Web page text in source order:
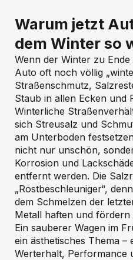
Warum jetzt
dem Winter so
Wenn der Winter zu
Auto oft noch völlig
Straßenschmutz,
Staub in allen Ecken und
Winterliche
sich Streusalz und
am Unterboden
nicht nur unschön,
Korrosion und
entfernt werden. Die
„Rostbeschleuniger“,
dem Schmelzen der
Metall haften und fördern
Ein sauberer Wagen im
ein ästhetisches Thema –
Werterhalt, Performance